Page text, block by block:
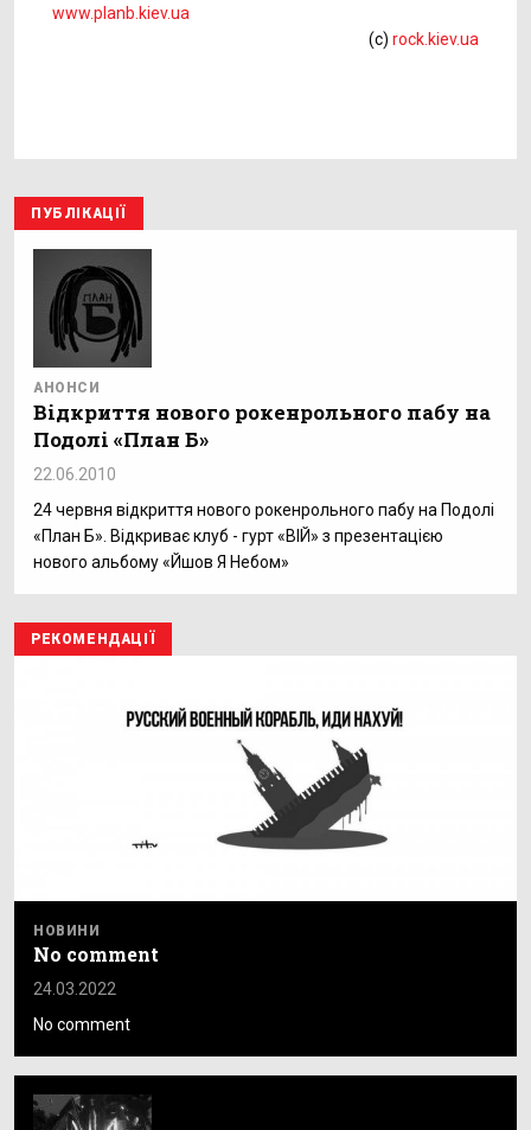
www.planb.kiev.ua
(c) rock.kiev.ua
ПУБЛІКАЦІЇ
АНОНСИ
Відкриття нового рокенрольного пабу на
Подолі «План Б»
22.06.2010
24 червня відкриття нового рокенрольного пабу на Подолі
«План Б». Відкриває клуб - гурт «ВІЙ» з презентацією
нового альбому «Йшов Я Небом»
РЕКОМЕНДАЦІЇ
НОВИНИ
No comment
24.03.2022
No comment